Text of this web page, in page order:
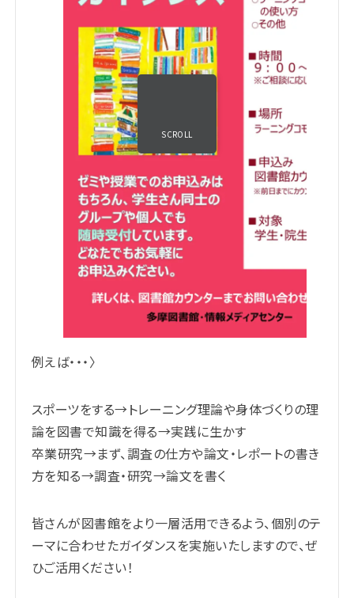
SCROLL
例えば・・・〉
スポーツをする→トレーニング理論や身体づくりの理
論を図書で知識を得る→実践に生かす
卒業研究→まず、調査の仕方や論文・レポートの書き
方を知る→調査・研究→論文を書く
皆さんが図書館をより一層活用できるよう、個別のテ
ーマに合わせたガイダンスを実施いたしますので、ぜ
ひご活用ください！